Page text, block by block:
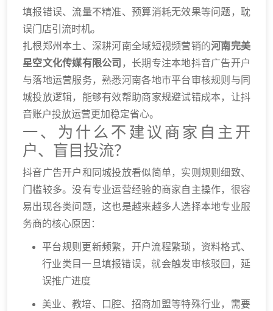
填报错误、流量不精准、预算消耗无效果等问题，耽
误门店引流时机。
扎根郑州本土、深耕河南全域短视频营销的河南完美
星空文化传媒有限公司 ，长期专注本地抖音广告开户
与落地运营服务，熟悉河南各地市平台审核规则与同
城投放逻辑，能够有效帮助商家规避试错成本，让抖
音账户投放运营更加稳定省心。
一、为什么不建议商家自主开
户、盲目投流？
抖音广告开户和同城投放看似简单，实则规则细致、
门槛较多。没有专业运营经验的商家自主操作，很容
易出现各类问题，这也是越来越多人选择本地专业服
务商的核心原因：
平台规则更新频繁，开户流程繁琐，资料格式、
行业类目一旦填报错误，就会触发审核驳回，延
误推广进度
美业、教培、口腔、招商加盟等特殊行业，需要